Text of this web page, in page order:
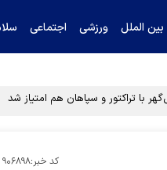
بین الملل ورزشی اجتماعی
با تراکتور و سپاهان هم امتیاز شد
کد خبر:۹۰۶۸۹۸